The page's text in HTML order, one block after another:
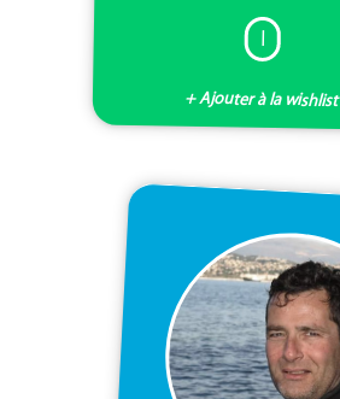
I
+ Ajouter à la wishlist